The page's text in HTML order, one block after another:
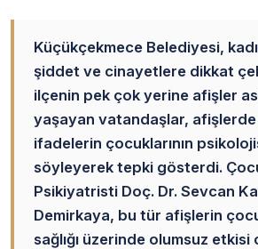
Küçükçekmece Belediyesi,
şiddet ve cinayetlere dikkat
ilçenin pek çok yerine afişler
yaşayan vatandaşlar, afişlerde
ifadelerin çocuklarının
söyleyerek tepki gösterdi.
Psikiyatristi Doç. Dr. Sevcan
Demirkaya, bu tür afişlerin
sağlığı üzerinde olumsuz